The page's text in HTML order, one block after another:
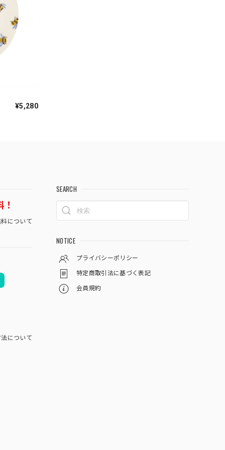
¥5,280
について
について
SEARCH
NOTICE
プライバシーポリシー
特定商取引法に基づく表記
会員規約